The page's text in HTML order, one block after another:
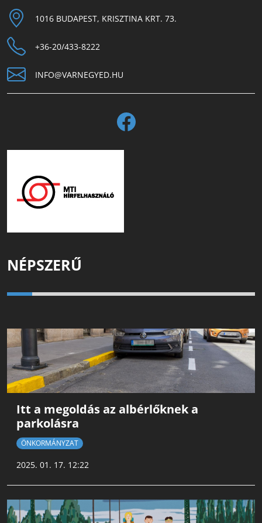
1016 BUDAPEST, KRISZTINA KRT. 73.
+36-20/433-8222
INFO@VARNEGYED.HU
NÉPSZERŰ
Itt a megoldás az albérlőknek a
parkolásra
ÖNKORMÁNYZAT
2025. 01. 17. 12:22